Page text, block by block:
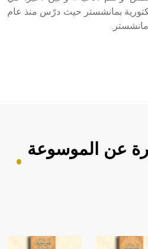
بمانشستر حيث درّس منذ عام
عن الموسوعة